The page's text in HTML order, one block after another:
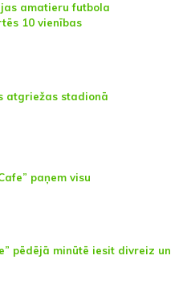
amatieru futbola
10 vienības
atgriežas stadionā
paņem visu
pēdējā minūtē iesit divreiz un